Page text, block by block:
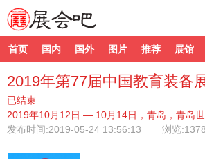
首页 国内 国外 图片 推荐 展馆
2019年第77届中国教育装备
已结束
2019年10月12日 — 10月14日，青岛，青岛
发布时间:2019-05-24 13:56:13 浏览:1378